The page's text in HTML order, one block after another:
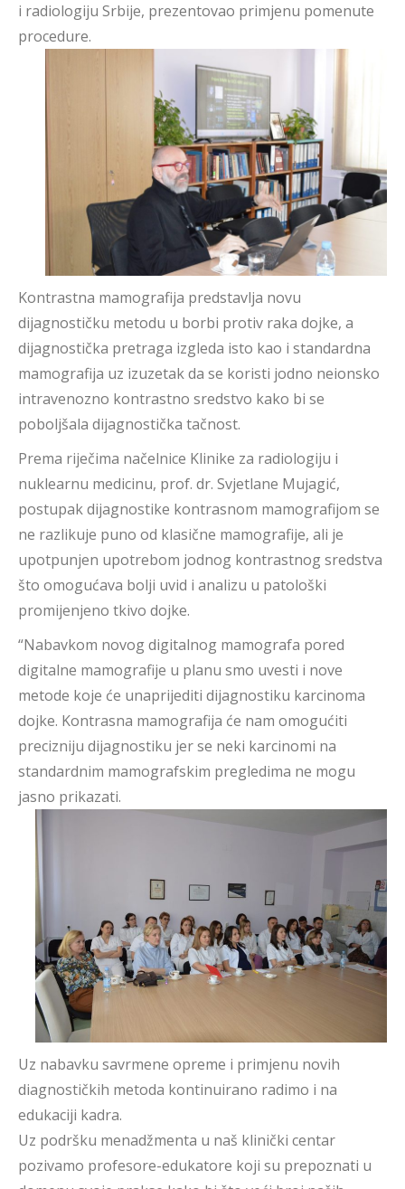
i radiologiju Srbije, prezentovao primjenu pomenute
procedure.
Kontrastna mamografija predstavlja novu
dijagnostičku metodu u borbi protiv raka dojke, a
dijagnostička pretraga izgleda isto kao i standardna
mamografija uz izuzetak da se koristi jodno neionsko
intravenozno kontrastno sredstvo kako bi se
poboljšala dijagnostička tačnost.
Prema riječima načelnice Klinike za radiologiju i
nuklearnu medicinu, prof. dr. Svjetlane Mujagić,
postupak dijagnostike kontrasnom mamografijom se
ne razlikuje puno od klasične mamografije, ali je
upotpunjen upotrebom jodnog kontrastnog sredstva
što omogućava bolji uvid i analizu u patološki
promijenjeno tkivo dojke.
“Nabavkom novog digitalnog mamografa pored
digitalne mamografije u planu smo uvesti i nove
metode koje će unaprijediti dijagnostiku karcinoma
dojke. Kontrasna mamografija će nam omogućiti
precizniju dijagnostiku jer se neki karcinomi na
standardnim mamografskim pregledima ne mogu
jasno prikazati.
Uz nabavku savrmene opreme i primjenu novih
diagnostičkih metoda kontinuirano radimo i na
edukaciji kadra.
Uz podršku menadžmenta u naš klinički centar
pozivamo profesore-edukatore koji su prepoznati u